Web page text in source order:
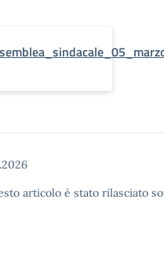
articolo è stato rilasciato